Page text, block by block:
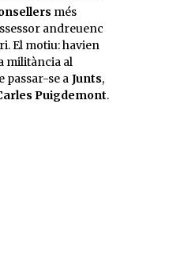
més
andreuenc
El motiu: havien
militància al
passar-se a Junts,
Puigdemont.